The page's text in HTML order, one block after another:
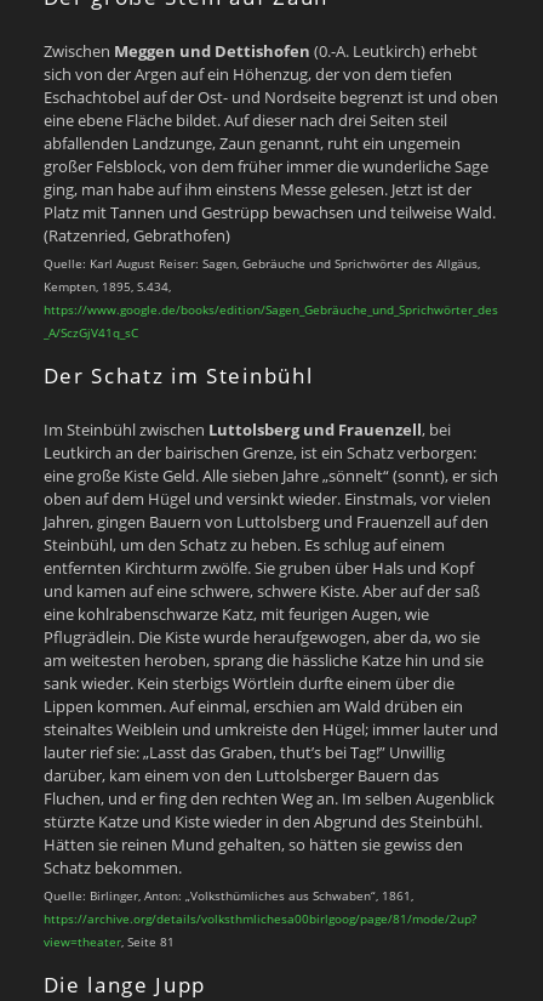
Zwischen Meggen und Dettishofen (0.-A. Leutkirch) erhebt
sich von der Argen auf ein Höhenzug, der von dem tiefen
Eschachtobel auf der Ost- und Nordseite begrenzt ist und oben
eine ebene Fläche bildet. Auf dieser nach drei Seiten steil
abfallenden Landzunge, Zaun genannt, ruht ein ungemein
großer Felsblock, von dem früher immer die wunderliche Sage
ging, man habe auf ihm einstens Messe gelesen. Jetzt ist der
Platz mit Tannen und Gestrüpp bewachsen und teilweise Wald.
(Ratzenried, Gebrathofen)
Quelle: Karl August Reiser: Sagen, Gebräuche und Sprichwörter des Allgäus,
Kempten, 1895, S.434,
https://www.google.de/books/edition/Sagen_Gebräuche_und_Sprichwörter_des
_A/SczGjV41q_sC
Der Schatz im Steinbühl
Im Steinbühl zwischen Luttolsberg und Frauenzell, bei
Leutkirch an der bairischen Grenze, ist ein Schatz verborgen:
eine große Kiste Geld. Alle sieben Jahre „sönnelt“ (sonnt)‚ er sich
oben auf dem Hügel und versinkt wieder. Einstmals, vor vielen
Jahren, gingen Bauern von Luttolsberg und Frauenzell auf den
Steinbühl, um den Schatz zu heben. Es schlug auf einem
entfernten Kirchturm zwölfe. Sie gruben über Hals und Kopf
und kamen auf eine schwere, schwere Kiste. Aber auf der saß
eine kohlrabenschwarze Katz, mit feurigen Augen, wie
Pflugrädlein. Die Kiste wurde heraufgewogen, aber da, wo sie
am weitesten heroben, sprang die hässliche Katze hin und sie
sank wieder. Kein sterbigs Wörtlein durfte einem über die
Lippen kommen. Auf einmal, erschien am Wald drüben ein
steinaltes Weiblein und umkreiste den Hügel; immer lauter und
lauter rief sie: „Lasst das Graben, thut’s bei Tag!” Unwillig
darüber, kam einem von den Luttolsberger Bauern das
Fluchen, und er fing den rechten Weg an. Im selben Augenblick
stürzte Katze und Kiste wieder in den Abgrund des Steinbühl.
Hätten sie reinen Mund gehalten, so hätten sie gewiss den
Schatz bekommen.
Quelle: Birlinger, Anton: „Volksthümliches aus Schwaben“, 1861,
https://archive.org/details/volksthmlichesa00birlgoog/page/81/mode/2up?
view=theater, Seite 81
Die lange Jupp